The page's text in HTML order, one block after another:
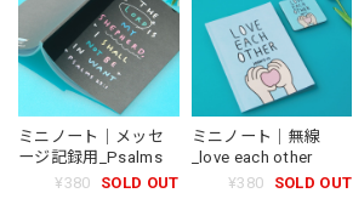
ミニノート｜メッセ
ージ記録用_Psalms
¥380
SOLD OUT
ミニノート｜無線
_love each other
¥380
SOLD OUT